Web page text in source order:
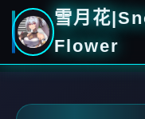
雪月花
Flower